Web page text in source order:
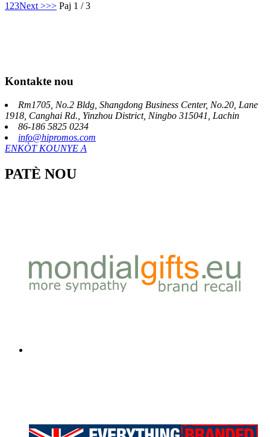
1 23Next >>> Paj 1 / 3
Kontakte nou
Rm1705, No.2 Bldg, Shangdong Business Center, No.20, Lane
1918, Canghai Rd., Yinzhou District, Ningbo 315041, Lachin
86-186 5825 0234
info@hipromos.com
ENKÒT KOUNYE A
PATÈ NOU